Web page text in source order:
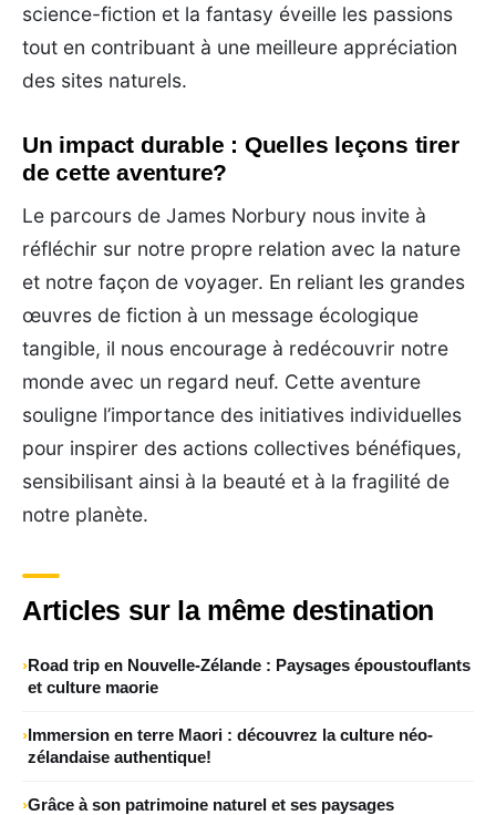
science-fiction et la fantasy éveille les passions
tout en contribuant à une meilleure appréciation
des sites naturels.
Un impact durable : Quelles leçons tirer
de cette aventure?
Le parcours de James Norbury nous invite à
réfléchir sur notre propre relation avec la nature
et notre façon de voyager. En reliant les grandes
œuvres de fiction à un message écologique
tangible, il nous encourage à redécouvrir notre
monde avec un regard neuf. Cette aventure
souligne l’importance des initiatives individuelles
pour inspirer des actions collectives bénéfiques,
sensibilisant ainsi à la beauté et à la fragilité de
notre planète.
Articles sur la même destination
Road trip en Nouvelle-Zélande : Paysages époustouflants
et culture maorie
Immersion en terre Maori : découvrez la culture néo-
zélandaise authentique!
Grâce à son patrimoine naturel et ses paysages